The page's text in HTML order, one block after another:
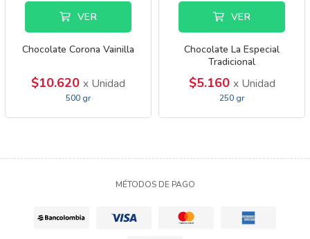
VER
Chocolate Corona Vainilla
$10.620 x Unidad
500 gr
VER
Chocolate La Especial
Tradicional
$5.160 x Unidad
250 gr
MÉTODOS DE PAGO